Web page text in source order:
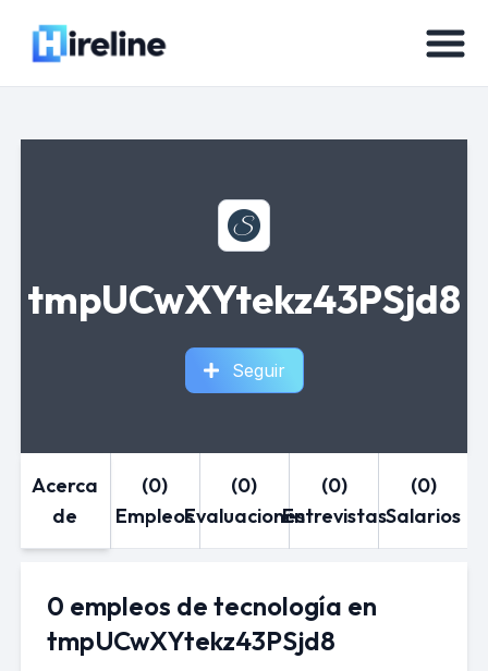
tmpUCwXYtekz43PSjd8
Seguir
Acerca
de
(0)
Empleos
(0)
Evaluaciones
(0)
Entrevistas
(0)
Salarios
0 empleos de tecnología en
tmpUCwXYtekz43PSjd8